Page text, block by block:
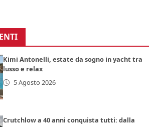
Kimi Antonelli, estate da sogno in yacht tra
lusso e relax
5 Agosto 2026
Crutchlow a 40 anni conquista tutti: dalla